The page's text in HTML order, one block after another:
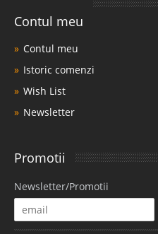
Contul meu
Contul meu
Istoric comenzi
Wish List
Newsletter
Promotii
Newsletter/Promotii